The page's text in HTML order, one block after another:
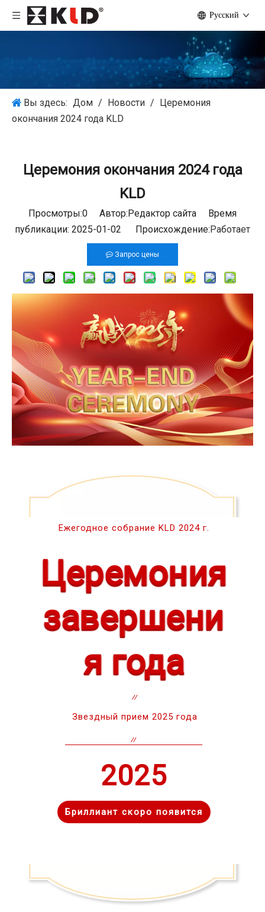
Pусский
Вы здесь: Дом / Новости / Церемония
окончания 2024 года KLD
Церемония окончания 2024 года
KLD
Просмотры:0 Автор:Pедактор сайта Время
публикации: 2025-01-02 Происхождение:Работает
Запрос цены
Ежегодное собрание KLD 2024 г.
Церемония
завершени
я года
Звездный прием 2025 года
2025
Бриллиант скоро появится